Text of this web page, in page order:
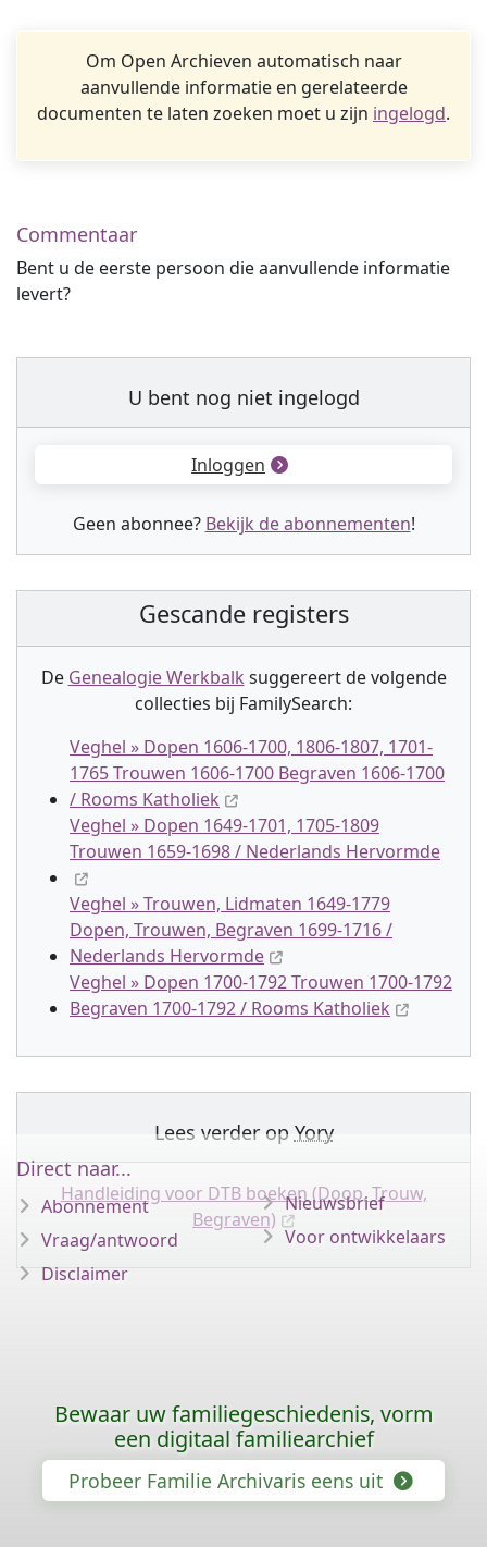
Om Open Archieven automatisch naar
aanvullende informatie en gerelateerde
documenten te laten zoeken moet u zijn ingelogd.
Commentaar
Bent u de eerste persoon die aanvullende informatie
levert?
U bent nog niet ingelogd
Inloggen
Geen abonnee? Bekijk de abonnementen!
Gescande registers
De Genealogie Werkbalk suggereert de volgende
collecties bij FamilySearch:
Veghel » Dopen 1606-1700, 1806-1807, 1701-
1765 Trouwen 1606-1700 Begraven 1606-1700
/ Rooms Katholiek
Veghel » Dopen 1649-1701, 1705-1809
Trouwen 1659-1698 / Nederlands Hervormde
Veghel » Trouwen, Lidmaten 1649-1779
Dopen, Trouwen, Begraven 1699-1716 /
Nederlands Hervormde
Veghel » Dopen 1700-1792 Trouwen 1700-1792
Begraven 1700-1792 / Rooms Katholiek
Lees verder op Yory
Handleiding voor DTB boeken (Doop, Trouw,
Begraven)
Direct naar...
Abonnement
Vraag/antwoord
Disclaimer
Nieuwsbrief
Voor ontwikkelaars
Bewaar uw familiegeschiedenis, vorm
een digitaal familiearchief
Probeer Familie Archivaris eens uit